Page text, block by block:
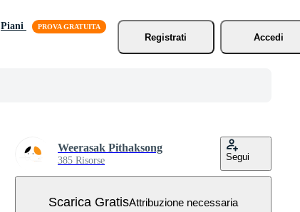
Piani
Registrati
Accedi
Weerasak Pithaksong
385 Risorse Segui
Scarica GratisAttribuzione necessaria